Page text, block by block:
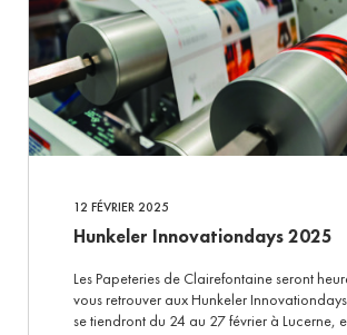
12 FÉVRIER 2025
Hunkeler Innovationdays 2025
Les Papeteries de Clairefontaine seront
vous retrouver aux Hunkeler
se tiendront du 24 au 27 février à Lucerne,